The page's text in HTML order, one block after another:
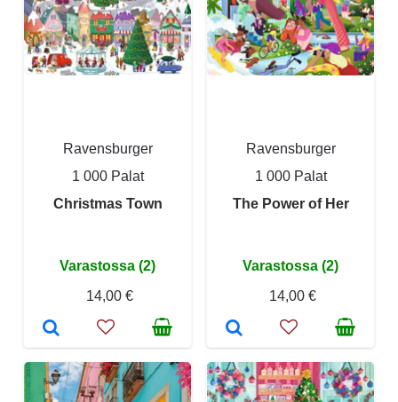
Ravensburger
1 000 Palat
Christmas Town
Varastossa (2)
14,00 €
Ravensburger
1 000 Palat
The Power of Her
Varastossa (2)
14,00 €